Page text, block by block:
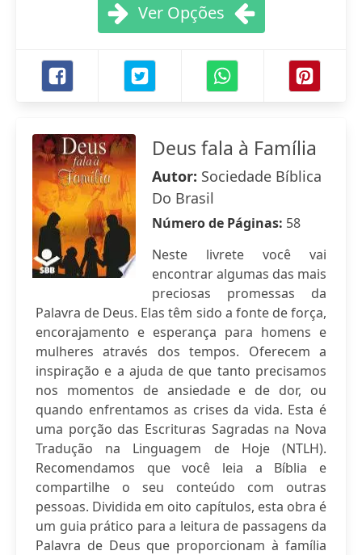
Ver Opções
Deus fala à Família
Autor: Sociedade Bíblica
Do Brasil
Número de Páginas: 58
Neste livrete você vai
encontrar algumas das mais
preciosas promessas da
Palavra de Deus. Elas têm sido a fonte de força,
encorajamento e esperança para homens e
mulheres através dos tempos. Oferecem a
inspiração e a ajuda de que tanto precisamos
nos momentos de ansiedade e de dor, ou
quando enfrentamos as crises da vida. Esta é
uma porção das Escrituras Sagradas na Nova
Tradução na Linguagem de Hoje (NTLH).
Recomendamos que você leia a Bíblia e
compartilhe o seu conteúdo com outras
pessoas. Dividida em oito capítulos, esta obra é
um guia prático para a leitura de passagens da
Palavra de Deus que proporcionam à família